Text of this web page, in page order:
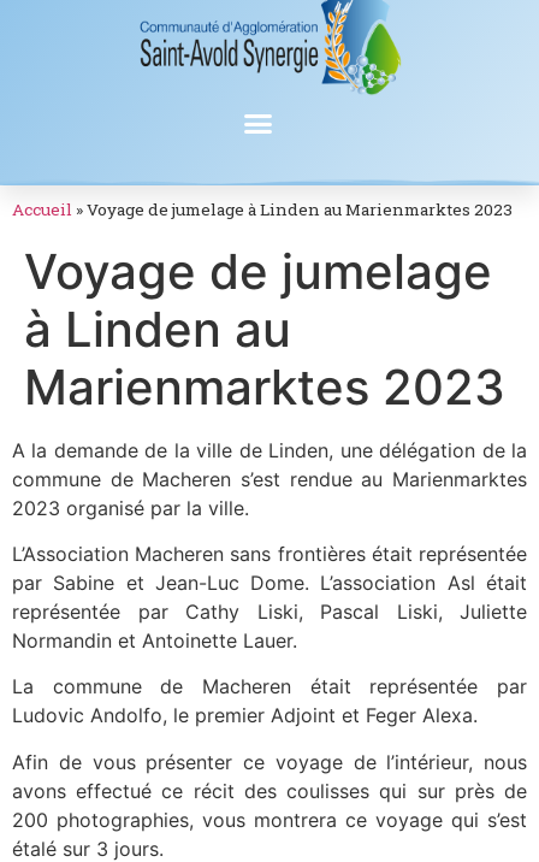
Accueil »Voyage de jumelage à Linden au Marienmarktes 2023
Voyage de jumelage
à Linden au
Marienmarktes 2023
A la demande de la ville de Linden, une délégation de la
commune de Macheren s’est rendue au Marienmarktes
2023 organisé par la ville.
L’Association Macheren sans frontières était représentée
par Sabine et Jean-Luc Dome. L’association Asl était
représentée par Cathy Liski, Pascal Liski, Juliette
Normandin et Antoinette Lauer.
La commune de Macheren était représentée par
Ludovic Andolfo, le premier Adjoint et Feger Alexa.
Afin de vous présenter ce voyage de l’intérieur, nous
avons effectué ce récit des coulisses qui sur près de
200 photographies, vous montrera ce voyage qui s’est
étalé sur 3 jours.